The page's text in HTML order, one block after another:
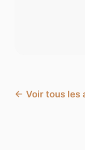
← Voir tous les